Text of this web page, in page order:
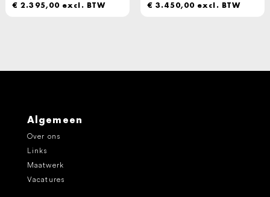
€ 2.395,00 excl. BTW € 3.450,00 excl. BTW
Algemeen
Over ons
Links
Maatwerk
Vacatures